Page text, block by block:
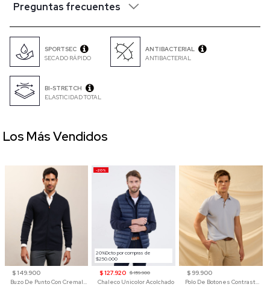
Preguntas frecuentes
SPORTSEC
SECADO RÁPIDO
ANTIBACTERIAL
ANTIBACTERIAL
BI-STRETCH
ELASTICIDAD TOTAL
$ 149.900
Buzo De Punto Con Cremallera Para Hombre
20%Dcto por compras de
$250.000
-20%
$ 127.920 $ 159.900
Chaleco Unicolor Acolchado
$ 99.900
Polo De Botones Contraste Para Hombre
Los Más Vendidos